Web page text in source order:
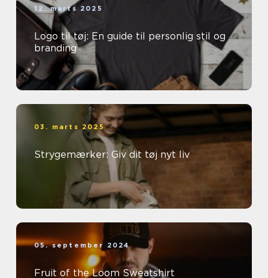
12. marts 2025
Logo til tøj: En guide til personlig stil og
branding
03. marts 2025
Strygemærker: Giv dit tøj nyt liv
05. september 2024
Fruit of the Loom Sweatshirt